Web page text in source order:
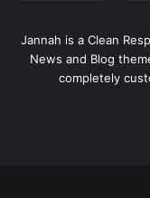
Jannah is a Clean
News and Blog
completely